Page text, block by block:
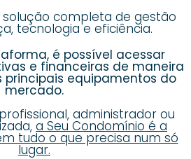
completa de gestão
tecnologia e eficiência.
é possível acessar
e financeiras de maneira
equipamentos do
mercado.
administrador ou
a Seu Condomínio é a
tudo o que precisa num só
lugar.